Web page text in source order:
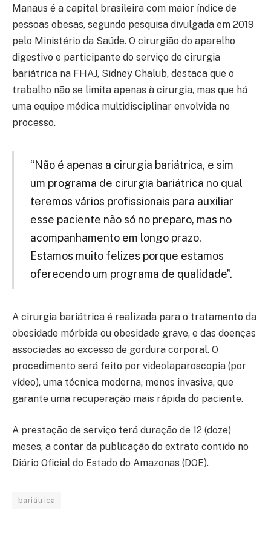
Manaus é a capital brasileira com maior índice de
pessoas obesas, segundo pesquisa divulgada em 2019
pelo Ministério da Saúde. O cirurgião do aparelho
digestivo e participante do serviço de cirurgia
bariátrica na FHAJ, Sidney Chalub, destaca que o
trabalho não se limita apenas à cirurgia, mas que há
uma equipe médica multidisciplinar envolvida no
processo.
“Não é apenas a cirurgia bariátrica, e sim
um programa de cirurgia bariátrica no qual
teremos vários profissionais para auxiliar
esse paciente não só no preparo, mas no
acompanhamento em longo prazo.
Estamos muito felizes porque estamos
oferecendo um programa de qualidade”.
A cirurgia bariátrica é realizada para o tratamento da
obesidade mórbida ou obesidade grave, e das doenças
associadas ao excesso de gordura corporal. O
procedimento será feito por videolaparoscopia (por
vídeo), uma técnica moderna, menos invasiva, que
garante uma recuperação mais rápida do paciente.
A prestação de serviço terá duração de 12 (doze)
meses, a contar da publicação do extrato contido no
Diário Oficial do Estado do Amazonas (DOE).
bariátrica